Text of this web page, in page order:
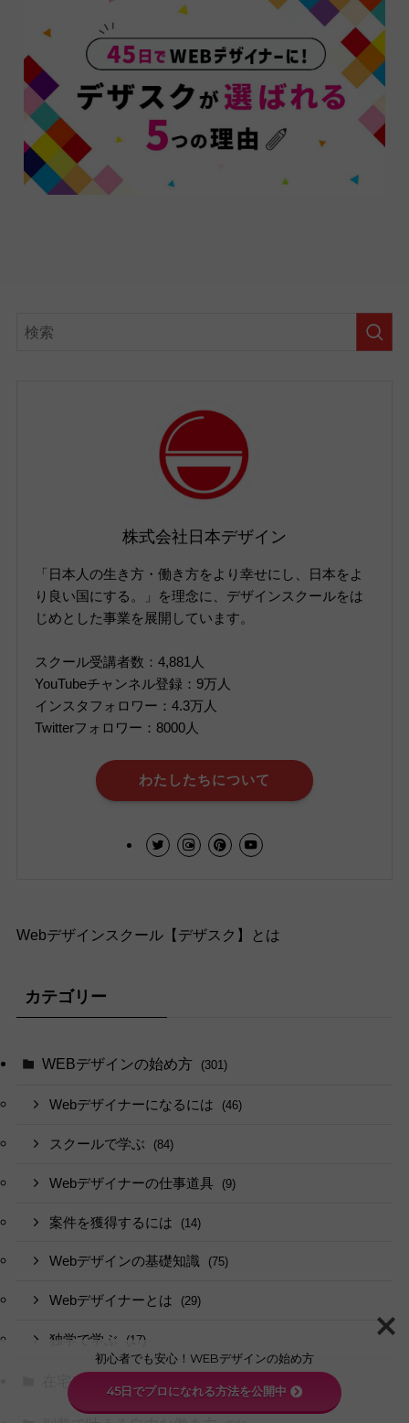
株式会社日本デザイン
「日本人の生き方・働き方をより幸せにし、日本をよ
り良い国にする。」を理念に、デザインスクールをは
じめとした事業を展開しています。
スクール受講者数：4,881人
YouTubeチャンネル登録：9万人
インスタフォロワー：4.3万人
Twitterフォロワー：8000人
わたしたちについて
Webデザインスクール【デザスク】とは
カテゴリー
WEBデザインの始め方 (301)
Webデザイナーになるには (46)
スクールで学ぶ (84)
Webデザイナーの仕事道具 (9)
案件を獲得するには (14)
Webデザインの基礎知識 (75)
Webデザイナーとは (29)
独学で学ぶ (17)
在宅ワーク・副業で稼ぐ (62)
初心者でも安心！WEBデザインの始め方
45日でプロになれる方法を公開中